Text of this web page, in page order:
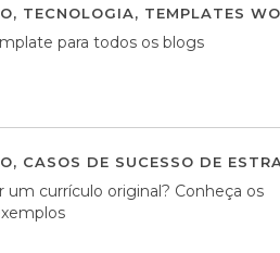
, TECNOLOGIA, TEMPLATES
para todos os blogs
, CASOS DE SUCESSO DE
um currículo original? Conheça os